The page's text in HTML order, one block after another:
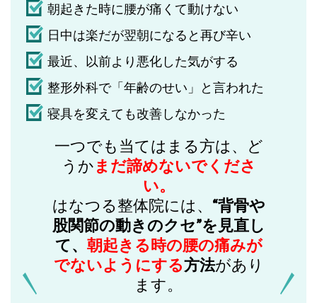
朝起きた時に腰が痛くて動けない
日中は楽だが翌朝になると再び辛い
最近、以前より悪化した気がする
整形外科で「年齢のせい」と言われた
寝具を変えても改善しなかった
一つでも当てはまる方は、ど
うかまだ諦めないでくださ
い。
はなつる整体院には、 “背骨や
股関節の動きのクセ”を見直し
て、 朝起きる時の腰の痛みが
でないようにする方法があり
ます。